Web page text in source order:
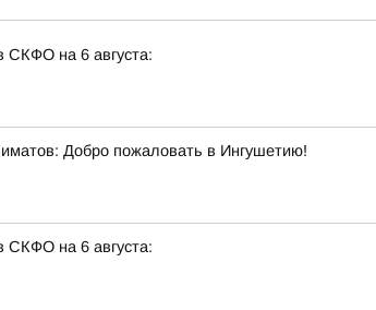
СКФО на 6 августа:
Добро пожаловать в Ингушетию!
СКФО на 6 августа: